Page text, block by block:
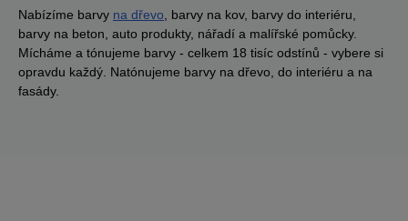
Nabízíme barvy na dřevo , barvy na kov, barvy do interiéru,
barvy na beton, auto produkty, nářadí a malířské pomůcky.
Mícháme a tónujeme barvy - celkem 18 tisíc odstínů - vybere si
opravdu každý. Natónujeme barvy na dřevo, do interiéru a na
fasády.